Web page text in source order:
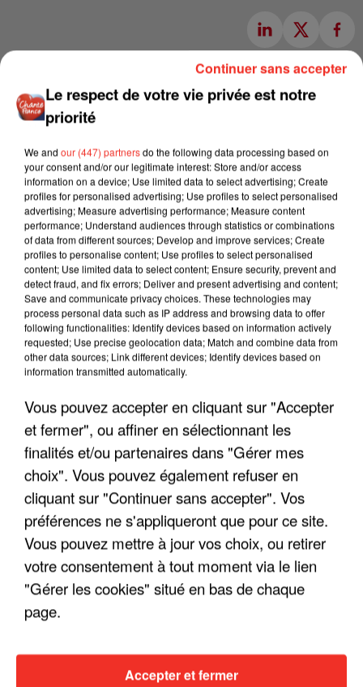
19h00
19h00
Le respect de votre vie privée est notre
priorité
We and our (447) partnersdo the following data processing based on
your consent and/or our legitimate interest: Store and/or access
information on a device; Use limited data to select advertising; Create
profiles for personalised advertising; Use profiles to select personalised
advertising; Measure advertising performance; Measure content
performance; Understand audiences through statistics or combinations
of data from different sources; Develop and improve services; Create
profiles to personalise content; Use profiles to select personalised
content; Use limited data to select content; Ensure security, prevent and
detect fraud, and fix errors; Deliver and present advertising and content;
Save and communicate privacy choices. These technologies may
process personal data such as IP address and browsing data to offer
following functionalities: Identify devices based on information actively
requested; Use precise geolocation data; Match and combine data from
other data sources; Link different devices; Identify devices based on
information transmitted automatically.
Vous pouvez accepter en cliquant sur "Accepter
et fermer", ou affiner en sélectionnant les
finalités et/ou partenaires dans "Gérer mes
choix". Vous pouvez également refuser en
cliquant sur "Continuer sans accepter". Vos
préférences ne s'appliqueront que pour ce site.
Vous pouvez mettre à jour vos choix, ou retirer
votre consentement à tout moment via le lien
"Gérer les cookies" situé en bas de chaque
page.
Accepter et fermer
Continuer sans accepter